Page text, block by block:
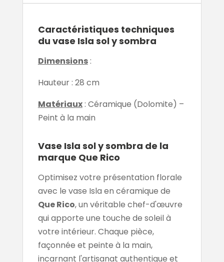
Caractéristiques techniques
du vase Isla sol y sombra
Dimensions:
Hauteur : 28 cm
Matériaux: Céramique (Dolomite) –
Peint à la main
Vase Isla sol y sombra de la
marque Que Rico
Optimisez votre présentation florale
avec le vase Isla en céramique de
Que Rico, un véritable chef-d'œuvre
qui apporte une touche de soleil à
votre intérieur. Chaque pièce,
façonnée et peinte à la main,
incarnant l'artisanat authentique et